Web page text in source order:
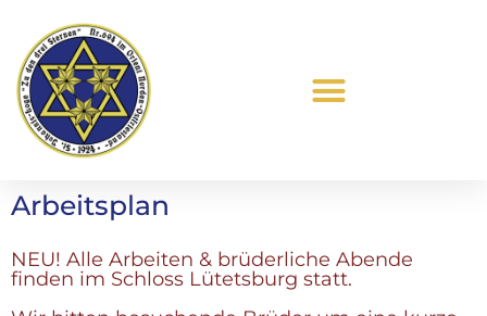
Arbeitsplan
NEU! Alle Arbeiten & brüderliche Abende
finden im Schloss Lütetsburg statt.